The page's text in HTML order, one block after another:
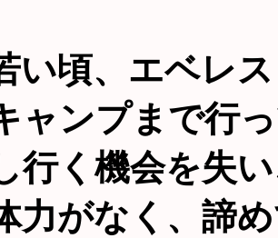
頃、エベレ
ャンプまで行
く機会を失
力がなく、諦